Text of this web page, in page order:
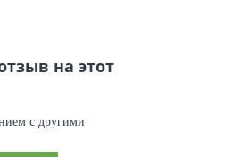
на этот
с другими